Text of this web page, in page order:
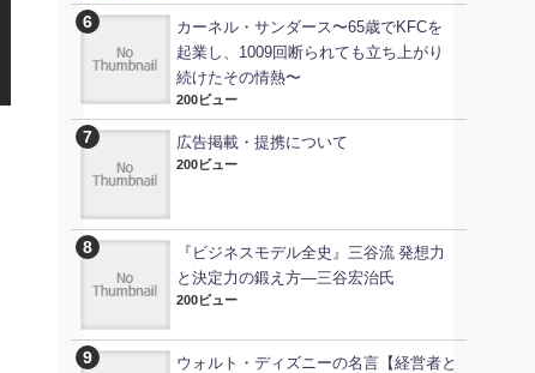
カーネル・サンダース〜65歳でKFCを
起業し、1009回断られても立ち上がり
続けたその情熱〜
200ビュー
広告掲載・提携について
200ビュー
『ビジネスモデル全史』三谷流 発想力
と決定力の鍛え方―三谷宏治氏
200ビュー
ウォルト・ディズニーの名言【経営者と